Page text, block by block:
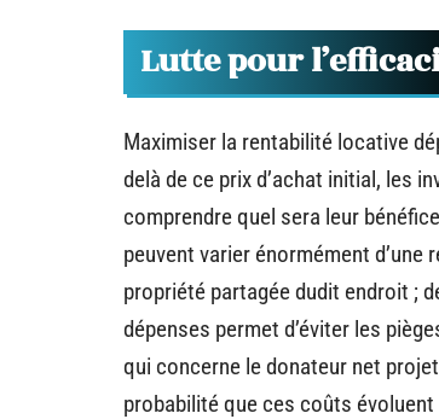
Lutte pour
Maximiser la rentabilité locative
delà de ce prix d’achat initial, les
comprendre quel sera leur
peuvent varier énormément
propriété partagée dudit endroit ;
dépenses permet d’éviter les
qui concerne le donateur net
probabilité que ces coûts